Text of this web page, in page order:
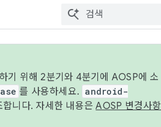
기 위해 2분기와 4분기에 AOSP에 소
를 사용하세요. android-
합니다. 자세한 내용은AOSP 변경사항